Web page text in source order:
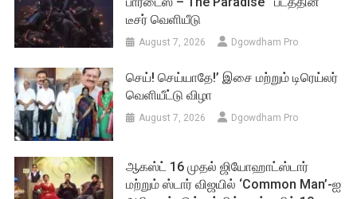
டீசர் வெளியீடு
August 7, 2026 Dgowdham Pro
செய்! செய்யாதே!’ இசை மற்றும் டிரெய்லர்
வெளியீட்டு விழா
August 7, 2026 Dgowdham Pro
ஆகஸ்ட் 16 முதல் ஜியோஹாட்ஸ்டார்
மற்றும் ஸ்டார் விஜயில் ‘Common Man’-ஐ